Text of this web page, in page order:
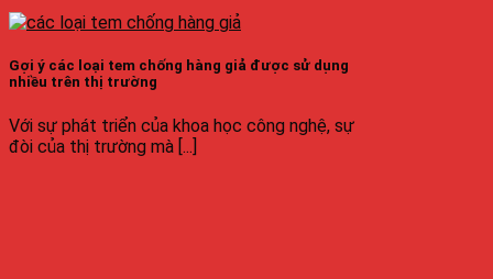
Gợi ý các loại tem chống hàng giả được sử dụng
nhiều trên thị trường
Với sự phát triển của khoa học công nghệ, sự
đòi của thị trường mà [...]